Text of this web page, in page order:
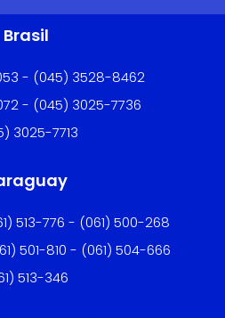
Brasil
- (045) 3528-8462
- (045) 3025-7736
3025-7713
513-776 - (061) 500-268
501-810 - (061) 504-666
513-346